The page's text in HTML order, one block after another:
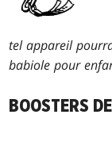
tel appareil
babiole pour
BOOSTERS